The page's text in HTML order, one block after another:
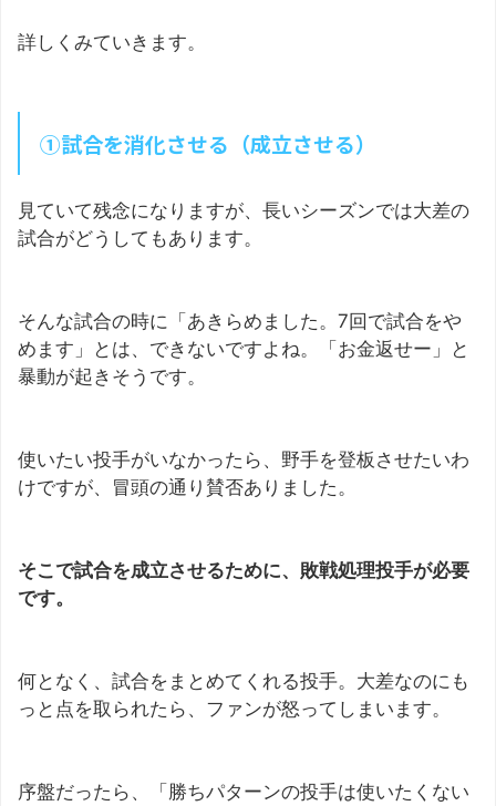
詳しくみていきます。
①試合を消化させる（成立させる）
見ていて残念になりますが、長いシーズンでは大差の
試合がどうしてもあります。
そんな試合の時に「あきらめました。7回で試合をや
めます」とは、できないですよね。「お金返せー」と
暴動が起きそうです。
使いたい投手がいなかったら、野手を登板させたいわ
けですが、冒頭の通り賛否ありました。
そこで試合を成立させるために、敗戦処理投手が必要
です。
何となく、試合をまとめてくれる投手。大差なのにも
っと点を取られたら、ファンが怒ってしまいます。
序盤だったら、「勝ちパターンの投手は使いたくない